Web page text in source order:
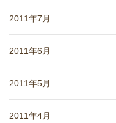
2011年7月
2011年6月
2011年5月
2011年4月